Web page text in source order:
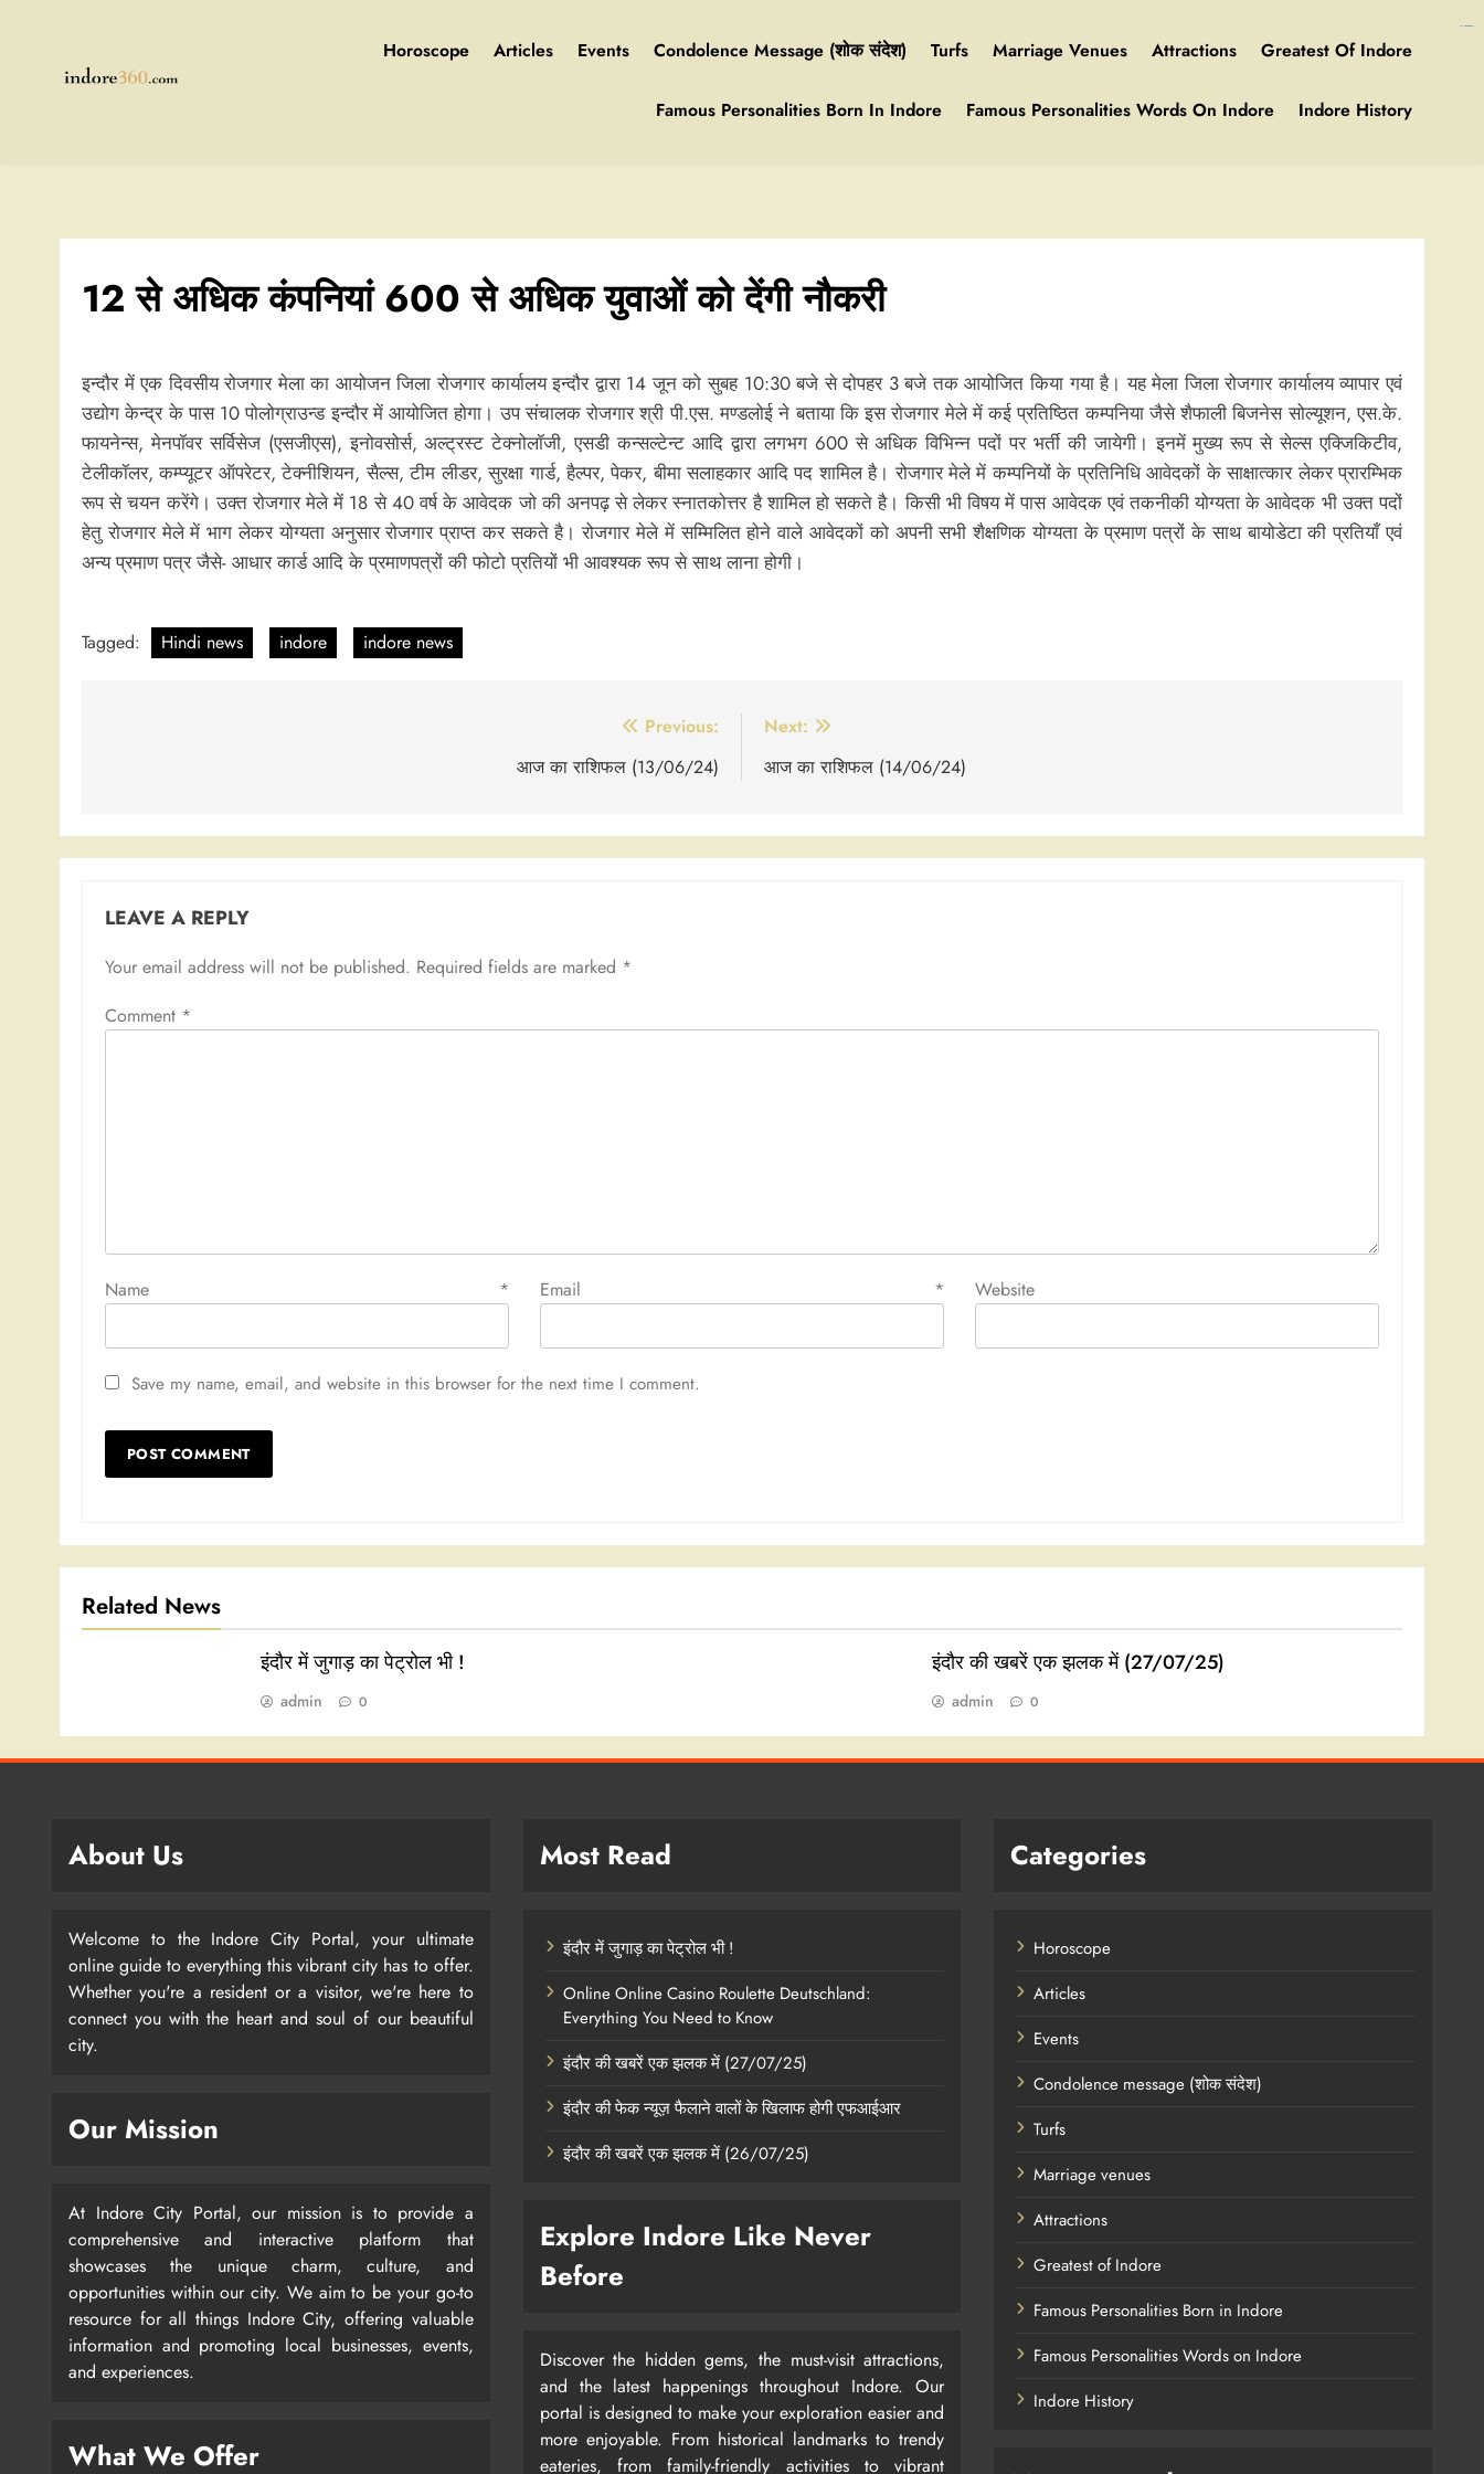
Horoscope Articles Events Condolence Message (शोक संदेश) Turfs Marriage Venues Attractions Greatest Of Indore
Famous Personalities Born In Indore Famous Personalities Words On Indore Indore History
12 से अधिक कंपनियां 600 से अधिक युवाओं को देंगी नौकरी
इन्दौर में एक दिवसीय रोजगार मेला का आयोजन जिला रोजगार कार्यालय इन्दौर द्वारा 14 जून को सुबह 10:30 बजे से दोपहर 3 बजे तक आयोजित किया गया है। यह मेला जिला रोजगार कार्यालय व्यापार एवं
उद्योग केन्द्र के पास 10 पोलोग्राउन्ड इन्दौर में आयोजित होगा। उप संचालक रोजगार श्री पी.एस. मण्डलोई ने बताया कि इस रोजगार मेले में कई प्रतिष्ठित कम्पनिया जैसे शैफाली बिजनेस सोल्यूशन, एस.के.
फायनेन्स, मेनपॉवर सर्विसेज (एसजीएस), इनोवसोर्स, अल्ट्रस्ट टेक्नोलॉजी, एसडी कन्सल्टेन्ट आदि द्वारा लगभग 600 से अधिक विभिन्न पदों पर भर्ती की जायेगी। इनमें मुख्य रूप से सेल्स एक्जिकिटीव,
टेलीकॉलर, कम्प्यूटर ऑपरेटर, टेक्नीशियन, सैल्स, टीम लीडर, सुरक्षा गार्ड, हैल्पर, पेकर, बीमा सलाहकार आदि पद शामिल है। रोजगार मेले में कम्पनियों के प्रतिनिधि आवेदकों के साक्षात्कार लेकर प्रारम्भिक
रूप से चयन करेंगे। उक्त रोजगार मेले में 18 से 40 वर्ष के आवेदक जो की अनपढ़ से लेकर स्नातकोत्तर है शामिल हो सकते है। किसी भी विषय में पास आवेदक एवं तकनीकी योग्यता के आवेदक भी उक्त पदों
हेतु रोजगार मेले में भाग लेकर योग्यता अनुसार रोजगार प्राप्त कर सकते है। रोजगार मेले में सम्मिलित होने वाले आवेदकों को अपनी सभी शैक्षणिक योग्यता के प्रमाण पत्रों के साथ बायोडेटा की प्रतियाँ एवं
अन्य प्रमाण पत्र जैसे- आधार कार्ड आदि के प्रमाणपत्रों की फोटो प्रतियों भी आवश्यक रूप से साथ लाना होगी।
Tagged: Hindi news indore indore news
Previous:
आज का राशिफल (13/06/24)
Next:
आज का राशिफल (14/06/24)
LEAVE A REPLY
Your email address will not be published. Required fields are marked *
Comment *
Name * Email * Website
Save my name, email, and website in this browser for the next time I comment.
Related News
इंदौर में जुगाड़ का पेट्रोल भी !
admin 0
इंदौर की खबरें एक झलक में (27/07/25)
admin 0
About Us
Welcome to the Indore City Portal, your ultimate
online guide to everything this vibrant city has to offer.
Whether you're a resident or a visitor, we're here to
connect you with the heart and soul of our beautiful
city.
Our Mission
At Indore City Portal, our mission is to provide a
comprehensive and interactive platform that
showcases the unique charm, culture, and
opportunities within our city. We aim to be your go-to
resource for all things Indore City, offering valuable
information and promoting local businesses, events,
and experiences.
What We Offer
Most Read
इंदौर में जुगाड़ का पेट्रोल भी !
Online Online Casino Roulette Deutschland:
Everything You Need to Know
इंदौर की खबरें एक झलक में (27/07/25)
इंदौर की फेक न्यूज़ फैलाने वालों के खिलाफ होगी एफआईआर
इंदौर की खबरें एक झलक में (26/07/25)
Explore Indore Like Never
Before
Discover the hidden gems, the must-visit attractions,
and the latest happenings throughout Indore. Our
portal is designed to make your exploration easier and
more enjoyable. From historical landmarks to trendy
eateries, from family-friendly activities to vibrant
Categories
Horoscope
Articles
Events
Condolence message (शोक संदेश)
Turfs
Marriage venues
Attractions
Greatest of Indore
Famous Personalities Born in Indore
Famous Personalities Words on Indore
Indore History